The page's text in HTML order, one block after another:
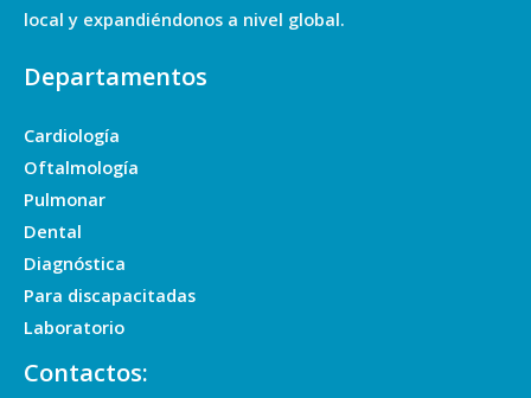
local y expandiéndonos a nivel global.
Departamentos
Cardiología
Oftalmología
Pulmonar
Dental
Diagnóstica
Para discapacitadas
Laboratorio
Contactos: